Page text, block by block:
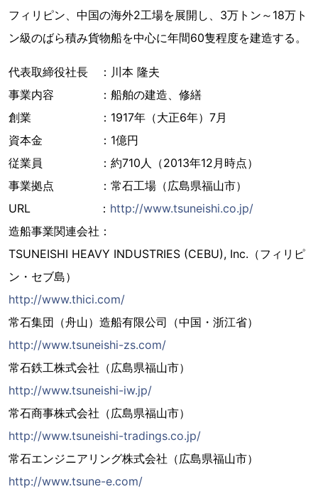
フィリピン、中国の海外2工場を展開し、3万トン～18万ト
ン級のばら積み貨物船を中心に年間60隻程度を建造する。
代表取締役社長 ：川本 隆夫
事業内容 ：船舶の建造、修繕
創業 ：1917年（大正6年）7月
資本金 ：1億円
従業員 ：約710人（2013年12月時点）
事業拠点 ：常石工場（広島県福山市）
URL ： http://www.tsuneishi.co.jp/
造船事業関連会社：
TSUNEISHI HEAVY INDUSTRIES (CEBU), Inc.（フィリピ
ン・セブ島）
http://www.thici.com/
常石集団（舟山）造船有限公司（中国・浙江省）
http://www.tsuneishi-zs.com/
常石鉄工株式会社（広島県福山市）
http://www.tsuneishi-iw.jp/
常石商事株式会社（広島県福山市）
http://www.tsuneishi-tradings.co.jp/
常石エンジニアリング株式会社（広島県福山市）
http://www.tsune-e.com/